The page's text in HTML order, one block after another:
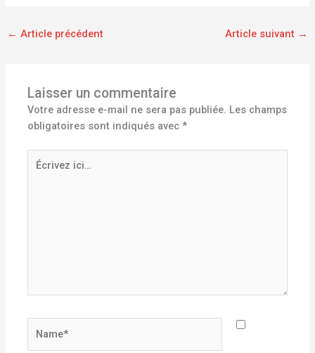
← Article précédent Article suivant →
Laisser un commentaire
Votre adresse e-mail ne sera pas publiée. Les champs
obligatoires sont indiqués avec*
Écrivez
ici…